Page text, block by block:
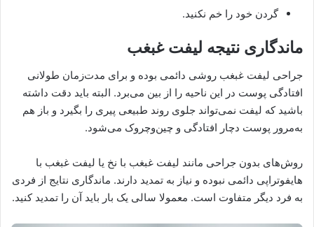
گردن خود را خم نکنید.
ماندگاری نتیجه لیفت غبغب
جراحی لیفت غبغب روشی دائمی بوده و برای مدت‌زمان طولانی
افتادگی پوست در این ناحیه را از بین می‌برد. البته باید دقت داشته
باشید که لیفت نمی‌تواند جلوی روند طبیعی پیری را بگیرد و باز هم
به‌مرور پوست دچار افتادگی و چین‌وچروک می‌شود.
روش‌های بدون جراحی مانند لیفت غبغب با نخ یا لیفت غبغب با
هایفوتراپی دائمی نبوده و نیاز به تمدید دارند. ماندگاری نتایج از فردی
به فرد دیگر متفاوت است. معمولا سالی یک بار باید آن را تمدید کنید.